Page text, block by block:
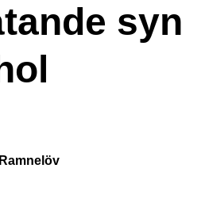
syn